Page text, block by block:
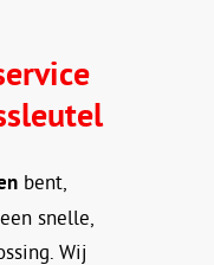
bent,
snelle,
Wij